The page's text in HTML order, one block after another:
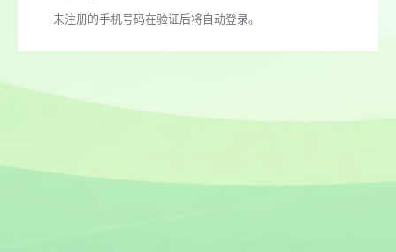
未注册的手机号码在验证后将自动登录。